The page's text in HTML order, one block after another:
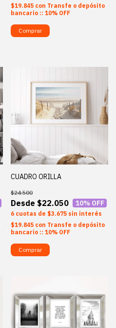
$19.845 con Transfe o depósito
bancario :: 10% OFF
Comprar
CUADRO ORILLA
$22.050
$24.500
10% OFF
6 $3.675 sin interés
$19.845 con Transfe o depósito
bancario :: 10% OFF
Comprar